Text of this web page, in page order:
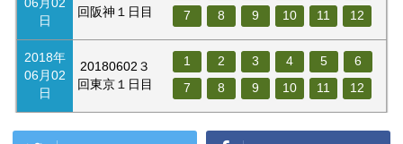
06月02
日
回阪神１日目
7
8 9 10 11 12
2018年
06月02
日
20180602３
回東京１日目
1 2 3 4 5
6
7
8 9 10 11 12